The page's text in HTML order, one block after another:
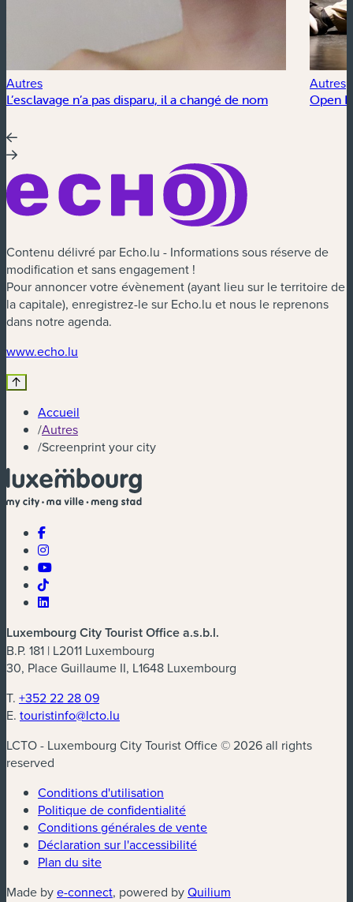
Autres
L’esclavage n’a pas disparu, il a changé de nom
Autres
Open
Contenu délivré par Echo.lu - Informations sous réserve de
modification et sans engagement !
Pour annoncer votre évènement (ayant lieu sur le territoire de
la capitale), enregistrez-le sur Echo.lu et nous le reprenons
dans notre agenda.
www.echo.lu
Accueil
/Autres
/Screenprint your city
Luxembourg City Tourist Office a.s.b.l.
B.P. 181 | L2011 Luxembourg
30, Place Guillaume II, L1648 Luxembourg
T. +352 22 28 09
E. touristinfo@lcto.lu
LCTO - Luxembourg City Tourist Office © 2026 all rights
reserved
Conditions d'utilisation
Politique de confidentialité
Conditions générales de vente
Déclaration sur l'accessibilité
Plan du site
Made bye-connect(nouvelle fenêtre)
, powered byQuilium